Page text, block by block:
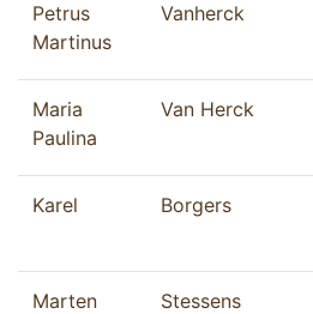
Petrus
Martinus
Vanherck
Maria
Paulina
Van Herck
Karel Borgers
Marten Stessens